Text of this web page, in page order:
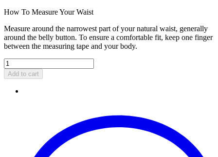
How To Measure Your Waist
Measure around the narrowest part of your natural waist, generally
around the belly button. To ensure a comfortable fit, keep one finger
between the measuring tape and your body.
Add to cart